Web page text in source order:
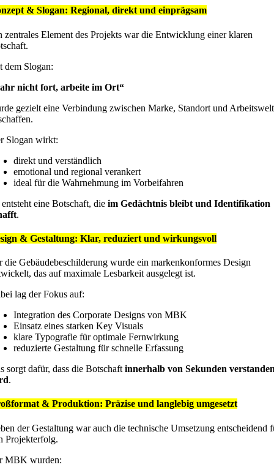
& Slogan: Regional, direkt und einprägsam
zentrales Element des Projekts war die Entwicklung einer klaren
dem Slogan:
nicht fort, arbeite im Ort“
gezielt eine Verbindung zwischen Marke, Standort und Arbeitswelt
Slogan wirkt:
direkt und verständlich
emotional und regional verankert
ideal für die Wahrnehmung im Vorbeifahren
eine Botschaft, die im Gedächtnis bleibt und Identifikation
.
& Gestaltung: Klar, reduziert und wirkungsvoll
die Gebäudebeschilderung wurde ein markenkonformes Design
das auf maximale Lesbarkeit ausgelegt ist.
lag der Fokus auf:
Integration des Corporate Designs von MBK
Einsatz eines starken Key Visuals
klare Typografie für optimale Fernwirkung
reduzierte Gestaltung für schnelle Erfassung
sorgt dafür, dass die Botschaft innerhalb von Sekunden
.
& Produktion: Präzise und langlebig umgesetzt
der Gestaltung war auch die technische Umsetzung entscheidend
Projekterfolg.
MBK wurden: